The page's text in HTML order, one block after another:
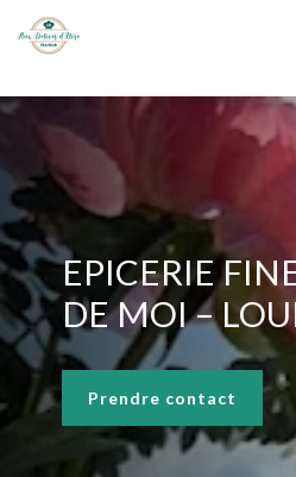
EPICERIE
DE MOI –
Prendre contact